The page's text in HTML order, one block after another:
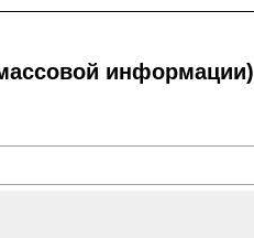
информации)